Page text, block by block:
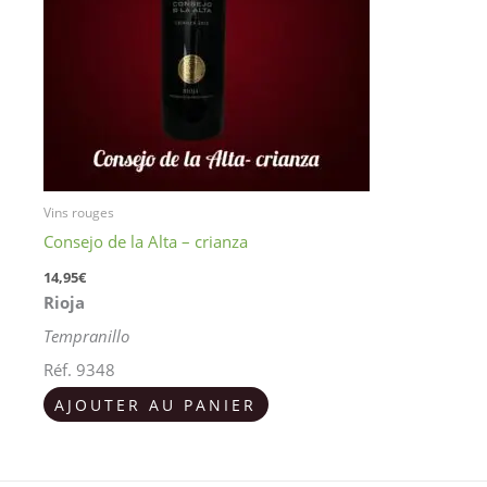
Vins rouges
Consejo de la Alta – crianza
14,95€
Rioja
Tempranillo
Réf. 9348
AJOUTER AU PANIER